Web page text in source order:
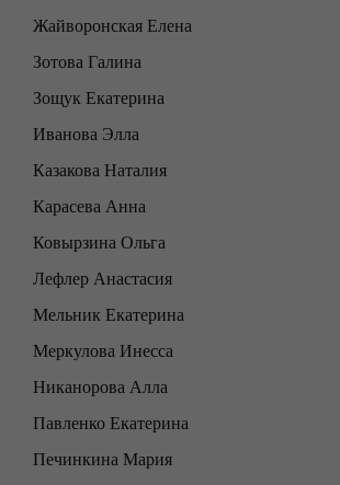
Жайворонская Елена
Зотова Галина
Зощук Екатерина
Иванова Элла
Казакова Наталия
Карасева Анна
Ковырзина Ольга
Лефлер Анастасия
Мельник Екатерина
Меркулова Инесса
Никанорова Алла
Павленко Екатерина
Печинкина Мария